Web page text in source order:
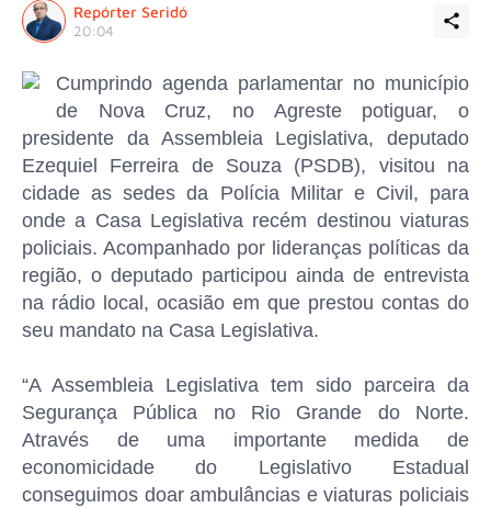
Repórter Seridó
20:04
Cumprindo agenda parlamentar no município
de Nova Cruz, no Agreste potiguar, o
presidente da Assembleia Legislativa, deputado
Ezequiel Ferreira de Souza (PSDB), visitou na
cidade as sedes da Polícia Militar e Civil, para
onde a Casa Legislativa recém destinou viaturas
policiais. Acompanhado por lideranças políticas da
região, o deputado participou ainda de entrevista
na rádio local, ocasião em que prestou contas do
seu mandato na Casa Legislativa.
“A Assembleia Legislativa tem sido parceira da
Segurança Pública no Rio Grande do Norte.
Através de uma importante medida de
economicidade do Legislativo Estadual
conseguimos doar ambulâncias e viaturas policiais